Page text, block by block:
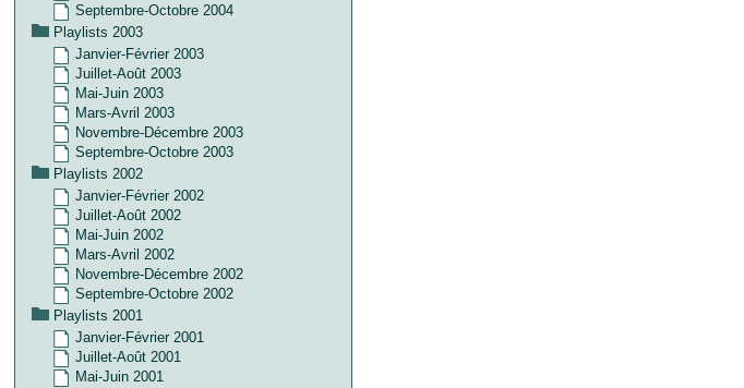
Septembre-Octobre 2004
Playlists 2003
Janvier-Février 2003
Juillet-Août 2003
Mai-Juin 2003
Mars-Avril 2003
Novembre-Décembre 2003
Septembre-Octobre 2003
Playlists 2002
Janvier-Février 2002
Juillet-Août 2002
Mai-Juin 2002
Mars-Avril 2002
Novembre-Décembre 2002
Septembre-Octobre 2002
Playlists 2001
Janvier-Février 2001
Juillet-Août 2001
Mai-Juin 2001